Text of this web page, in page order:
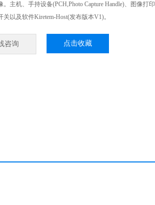
。主机、手持设备(PCH,Photo Capture Handle)、图像打印
关以及软件Kiretem-Host(发布版本V1)。
咨询 点击收藏